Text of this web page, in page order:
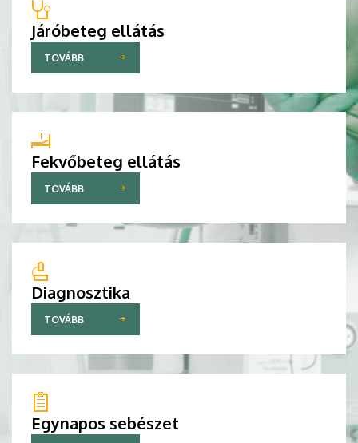
Járóbeteg ellátás
TOVÁBB
Fekvőbeteg ellátás
TOVÁBB
Diagnosztika
TOVÁBB
Egynapos sebészet